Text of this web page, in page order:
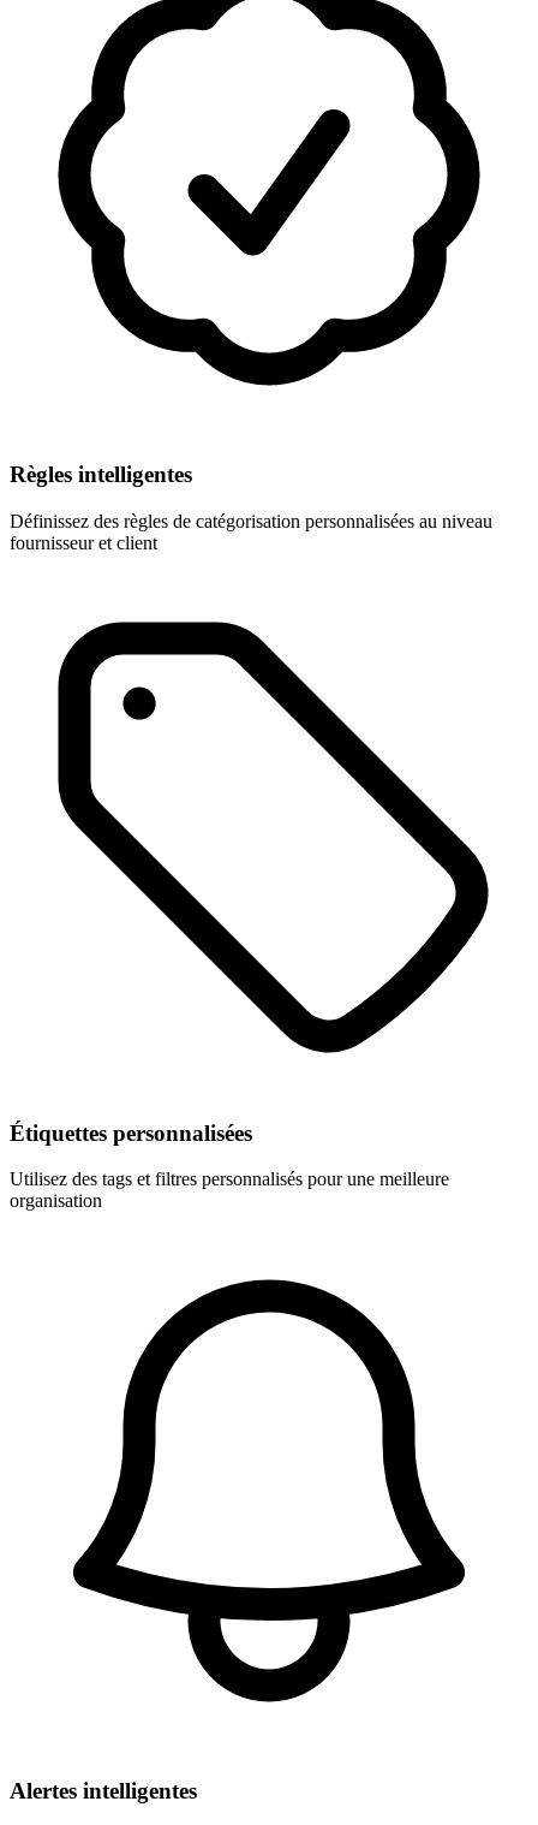
Règles intelligentes
Définissez des règles de catégorisation personnalisées au niveau
fournisseur et client
Étiquettes personnalisées
Utilisez des tags et filtres personnalisés pour une meilleure
organisation
Alertes intelligentes